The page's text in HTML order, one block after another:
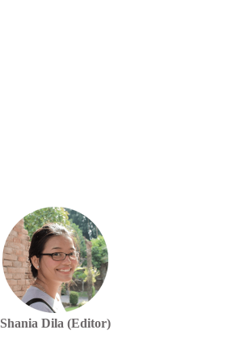
Shania Dila (Editor)